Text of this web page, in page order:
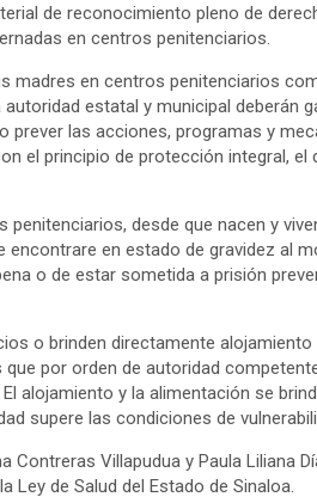
de reconocimiento pleno de
en centros penitenciarios.
madres en centros penitenciarios
estatal y municipal deberán
prever las acciones, programas y
el principio de protección integral, el
desde que nacen y
en estado de gravidez al
o de estar sometida a prisión
o brinden directamente alojamiento
por orden de autoridad
alojamiento y la alimentación se
supere las condiciones de
Contreras Villapudua y Paula Liliana
Ley de Salud del Estado de Sinaloa.